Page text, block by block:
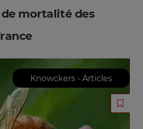
mortalité des
Knowckers - Articles